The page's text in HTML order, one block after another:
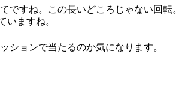
ですね。この長いどころじゃない回転。
いますね。
ションで当たるのか気になります。